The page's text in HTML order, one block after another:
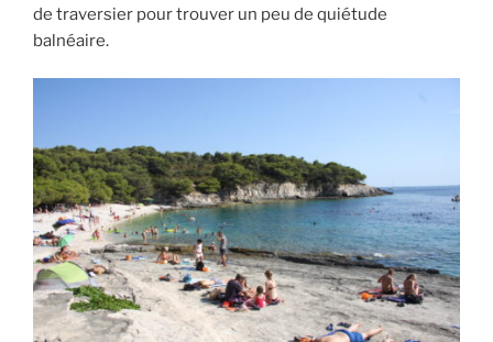
de traversier pour trouver un peu de quiétude
balnéaire.